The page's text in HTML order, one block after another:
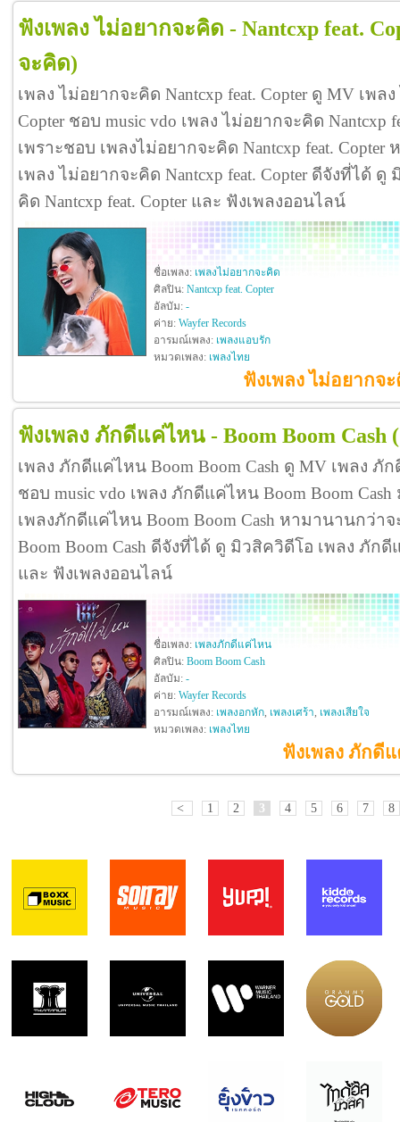
ฟังเพลง ไม่อยากจะคิด - Nantcxp feat.
จะคิด)
เพลง ไม่อยากจะคิด Nantcxp feat. Copter ดู MV เพล
Copter ชอบ music vdo เพลง ไม่อยากจะคิด Nantcxp
เพราะชอบ เพลงไม่อยากจะคิด Nantcxp feat.
เพลง ไม่อยากจะคิด Nantcxp feat. Copter ดีจังที่ได้
คิด Nantcxp feat. Copter และ ฟังเพลงออนไลน์
ชื่อเพลง: เพลงไม่อยากจะคิด
ศิลปิน: Nantcxp feat. Copter
อัลบัม: -
ค่าย: Wayfer Records
อารมณ์เพลง: เพลงแอบรัก
หมวดเพลง: เพลงไทย
ฟังเพลง ไม่อยากจ
ฟังเพลง ภักดีแค่ไหน - Boom Boom Cash
เพลง ภักดีแค่ไหน Boom Boom Cash ดู MV เพลง ภั
ชอบ music vdo เพลง ภักดีแค่ไหน Boom Boom
เพลงภักดีแค่ไหน Boom Boom Cash หามานานกว่า
Boom Boom Cash ดีจังที่ได้ ดู มิวสิควิดีโอ เพลง ภักดี
และ ฟังเพลงออนไลน์
ชื่อเพลง: เพลงภักดีแค่ไหน
ศิลปิน: Boom Boom Cash
อัลบัม: -
ค่าย: Wayfer Records
อารมณ์เพลง: เพลงอกหัก, เพลงเศร้า, เพลงเสียใจ
หมวดเพลง: เพลงไทย
ฟังเพลง ภักดีแ
< 1 2 3 4 5 6 7 8